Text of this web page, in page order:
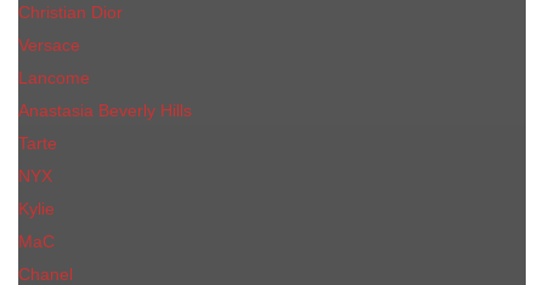
Christian Dior
Versace
Lancome
Anastasia Beverly Hills
Tarte
NYX
Kylie
MaC
Сhanеl